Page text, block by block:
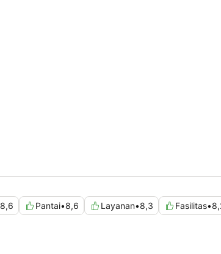
8,6 Pantai•8,6 Layanan•8,3 Fasilitas•